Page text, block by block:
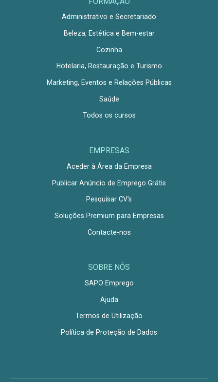
Administrativo e Secretariado
Beleza, Estética e Bem-estar
Cozinha
Hotelaria, Restauração e Turismo
Marketing, Eventos e Relações Públicas
Saúde
Todos os cursos
EMPRESAS
Aceder à Área da Empresa
Publicar Anúncio de Emprego Grátis
Pesquisar CV's
Soluções Premium para Empresas
Contacte-nos
SOBRE NÓS
SAPO Emprego
Ajuda
Termos de Utilização
Política de Proteção de Dados